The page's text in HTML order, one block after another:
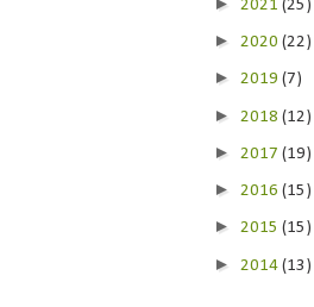
2021(25)
► 2020(22)
► 2019(7)
► 2018(12)
► 2017(19)
► 2016(15)
► 2015(15)
► 2014(13)